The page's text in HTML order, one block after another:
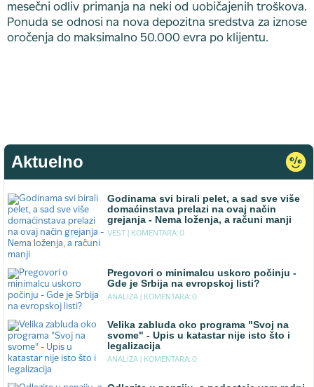
mesečni odliv primanja na neki od uobičajenih troškova.
Ponuda se odnosi na nova depozitna sredstva za iznose
oročenja do maksimalno 50.000 evra po klijentu.
Aktuelno
Godinama svi birali pelet, a sad sve više
domaćinstava prelazi na ovaj način
grejanja - Nema loženja, a računi manji
VEST | KOMENTARA: 0
Pregovori o minimalcu uskoro počinju -
Gde je Srbija na evropskoj listi?
ANALIZA | KOMENTARA: 0
Velika zabluda oko programa "Svoj na
svome" - Upis u katastar nije isto što i
legalizacija
ANALIZA | KOMENTARA: 0